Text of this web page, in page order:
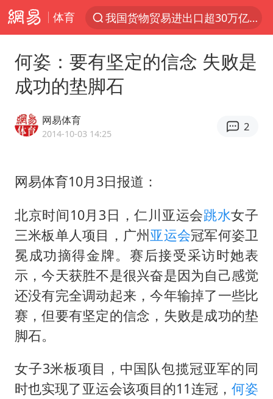
体育
我国货物贸易进出口超30万亿元
官方通报教师招聘笔试前13名被淘汰
A股三大股指收涨
宇树科技中一签需缴款7.54万元
四川宜宾市高县发生4.9级地震
“立秋的第一杯奶茶”又爆单了
国防部：中国军队坚决反制任何闹海挑衅图谋
台湾海峡南口北上船舶实施交通管制
方程豹钛9新车申报
向鹏0-3不敌张本智和
命案逃犯躲进深山21年活得像野人
何姿：要有坚定的信念 失败是
成功的垫脚石
网易体育
2014-10-03 14:25
2
网易体育10月3日报道：
北京时间10月3日，仁川亚运会跳水女子
三米板单人项目，广州亚运会冠军何姿卫
冕成功摘得金牌。赛后接受采访时她表
示，今天获胜不是很兴奋是因为自己感觉
还没有完全调动起来，今年输掉了一些比
赛，但要有坚定的信念，失败是成功的垫
脚石。
女子3米板项目，中国队包揽冠亚军的同
时也实现了亚运会该项目的11连冠， 何姿